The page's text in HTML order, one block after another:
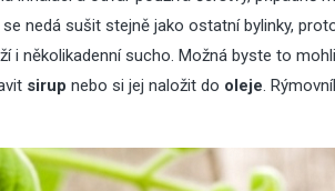
nedá sušit stejně jako ostatní bylinky,
i několikadenní sucho. Možná byste to
sirup nebo si jej naložit do oleje .